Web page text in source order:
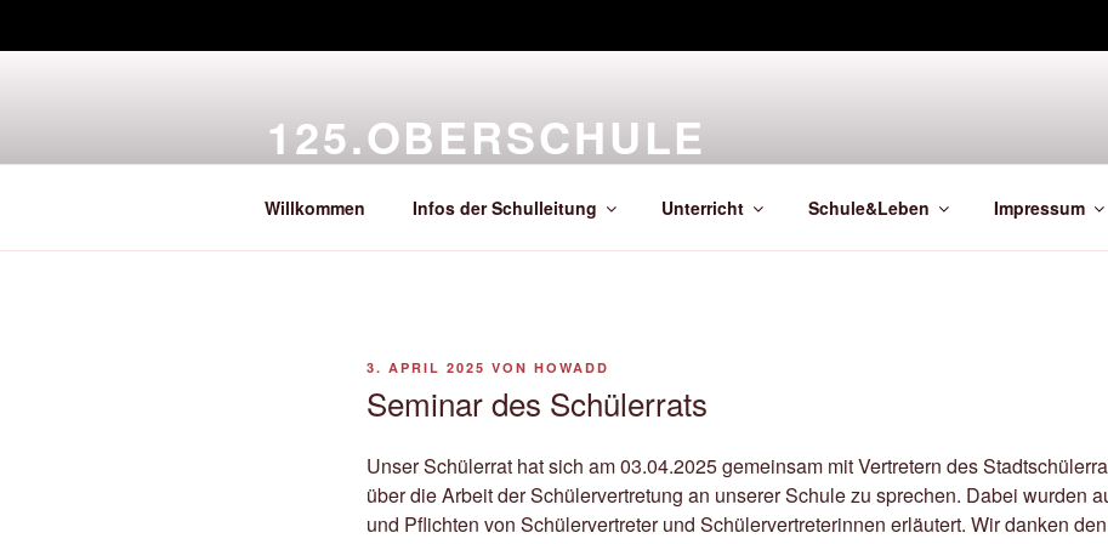
125.OBERSCHULE
Willkommen Infos der Schulleitung Unterricht Schule&Leben Impressum
VERÖFFENTLICHT
3. APRIL 2025 VON HOWADD
Seminar des Schülerrats
Unser Schülerrat hat sich am 03.04.2025 gemeinsam mit Vertretern des
über die Arbeit der Schülervertretung an unserer Schule zu sprechen. Dabei wurden
und Pflichten von Schülervertreter und Schülervertreterinnen erläutert. Wir danken